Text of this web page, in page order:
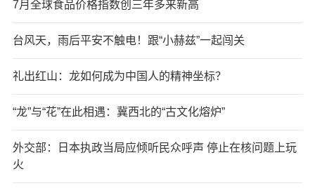
7月全球食品价格指数创三年多来新高
台风天，雨后平安不触电！跟“小赫兹”一起闯关
礼出红山：龙如何成为中国人的精神坐标？
“龙”与“花”在此相遇：冀西北的“古文化熔炉”
外交部：日本执政当局应倾听民众呼声 停止在核问题上玩
火